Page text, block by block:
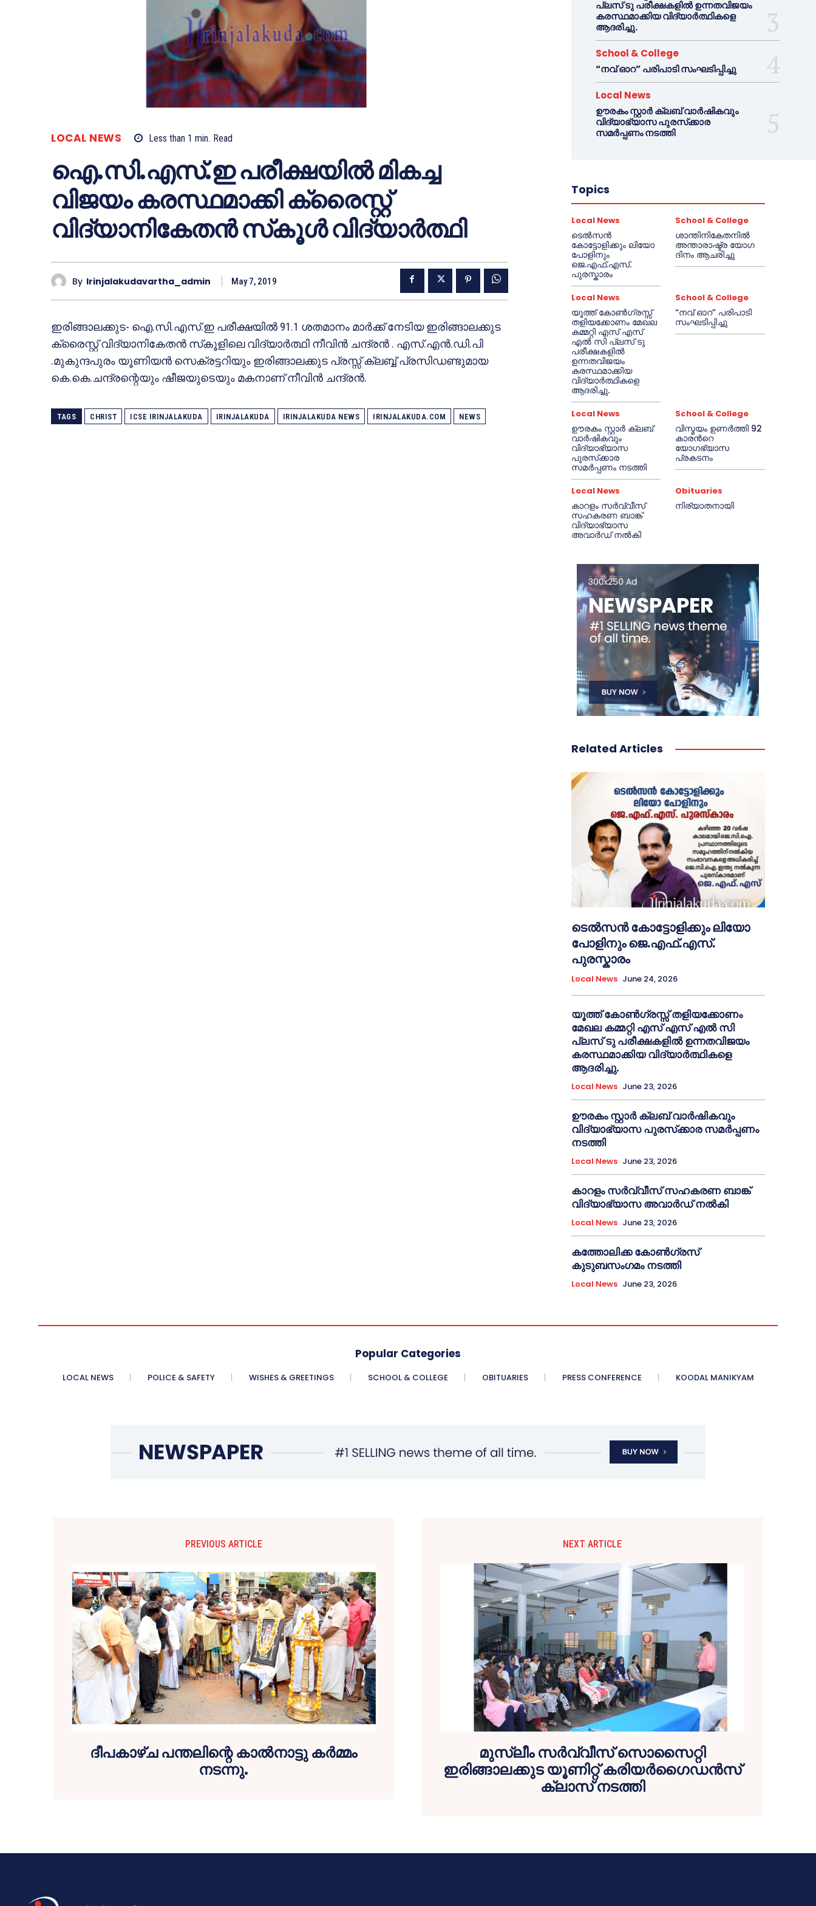
LOCAL NEWS Less than 1 min. Read
ഐ.സി.എസ്.ഇ പരീക്ഷയില്‍ മികച്ച
വിജയം കരസ്ഥമാക്കി ക്രൈസ്റ്റ്
വിദ്യാനികേതന്‍ സ്‌കൂള്‍ വിദ്യാര്‍ത്ഥി
By Irinjalakudavartha_admin May 7, 2019
ഇരിങ്ങാലക്കുട- ഐ.സി.എസ്.ഇ പരീക്ഷയില്‍ 91.1 ശതമാനം മാര്‍ക്ക് നേടിയ ഇരിങ്ങാലക്കുട
ക്രൈസ്റ്റ് വിദ്യാനികേതന്‍ സ്‌കൂളിലെ വിദ്യാര്‍ത്ഥി നീവിന്‍ ചന്ദ്രന്‍ . എസ്.എന്‍.ഡി.പി
.മുകുന്ദപുരം യൂണിയന്‍ സെക്രട്ടറിയും ഇരിങ്ങാലക്കുട പ്രസ്സ് ക്ലബ്ബ് പ്രസിഡണ്ടുമായ
കെ.കെ.ചന്ദ്രന്റെയും ഷീജയുടെയും മകനാണ് നീവിന്‍ ചന്ദ്രന്‍.
TAGS CHRIST ICSE IRINJALAKUDA IRINJALAKUDA IRINJALAKUDA NEWS IRINJALAKUDA.COM NEWS
പ്ലസ് ടു പരീക്ഷകളിൽ ഉന്നതവിജയം
കരസ്ഥമാക്കിയ വിദ്യാർത്ഥികളെ
ആദരിച്ചു.
School & College
“നവ് ഓറ” പരിപാടി സംഘടിപ്പിച്ചു
Local News
ഊരകം സ്റ്റാർ ക്ലബ് വാർഷികവും
വിദ്യാഭ്യാസ പുരസ്‌ക്കാര
സമർപ്പണം നടത്തി
Topics
Local News
ടെൽസൻ
കോട്ടോളിക്കും ലിയോ
പോളിനും
ജെ.എഫ്.എസ്.
പുരസ്കാരം
School & College
ശാന്തിനികേതനിൽ
അന്താരാഷ്ട്ര യോഗ
ദിനം ആചരിച്ചു
Local News
യൂത്ത് കോൺഗ്രസ്സ്
തളിയക്കോണം മേഖല
കമ്മറ്റി എസ് എസ്
എൽ സി പ്ലസ് ടു
പരീക്ഷകളിൽ
ഉന്നതവിജയം
കരസ്ഥമാക്കിയ
വിദ്യാർത്ഥികളെ
ആദരിച്ചു.
School & College
“നവ് ഓറ” പരിപാടി
സംഘടിപ്പിച്ചു
Local News
ഊരകം സ്റ്റാർ ക്ലബ്
വാർഷികവും
വിദ്യാഭ്യാസ
പുരസ്‌ക്കാര
സമർപ്പണം നടത്തി
School & College
വിസ്മയം ഉണർത്തി 92
കാരൻറെ
യോഗഭ്യാസ
പ്രകടനം
Local News
കാറളം സർവ്വീസ്
സഹകരണ ബാങ്ക്
വിദ്യാഭ്യാസ
അവാർഡ് നൽകി
Obituaries
നിര്യാതനായി
Related Articles
ടെൽസൻ കോട്ടോളിക്കും ലിയോ
പോളിനും ജെ.എഫ്.എസ്.
പുരസ്കാരം
Local News June 24, 2026
യൂത്ത് കോൺഗ്രസ്സ് തളിയക്കോണം
മേഖല കമ്മറ്റി എസ് എസ് എൽ സി
പ്ലസ് ടു പരീക്ഷകളിൽ ഉന്നതവിജയം
കരസ്ഥമാക്കിയ വിദ്യാർത്ഥികളെ
ആദരിച്ചു.
Local News June 23, 2026
ഊരകം സ്റ്റാർ ക്ലബ് വാർഷികവും
വിദ്യാഭ്യാസ പുരസ്‌ക്കാര സമർപ്പണം
നടത്തി
Local News June 23, 2026
കാറളം സർവ്വീസ് സഹകരണ ബാങ്ക്
വിദ്യാഭ്യാസ അവാർഡ് നൽകി
Local News June 23, 2026
കത്തോലിക്ക കോൺഗ്രസ്
കുടുബസംഗമം നടത്തി
Local News June 23, 2026
Popular Categories
LOCAL NEWS POLICE & SAFETY WISHES & GREETINGS SCHOOL & COLLEGE OBITUARIES PRESS CONFERENCE KOODAL MANIKYAM
PREVIOUS ARTICLE
ദീപകാഴ്ച പന്തലിന്റെ കാല്‍നാട്ടു കര്‍മ്മം
നടന്നു.
NEXT ARTICLE
മുസ്ലീം സര്‍വ്വീസ് സൊസൈറ്റി
ഇരിങ്ങാലക്കുട യൂണിറ്റ് കരിയര്‍ഗൈഡന്‍സ്
ക്ലാസ് നടത്തി